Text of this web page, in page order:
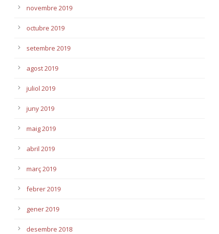
novembre 2019
octubre 2019
setembre 2019
agost 2019
juliol 2019
juny 2019
maig 2019
abril 2019
març 2019
febrer 2019
gener 2019
desembre 2018